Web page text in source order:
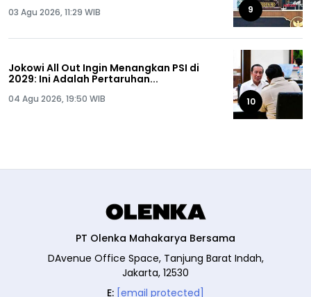
03 Agu 2026, 11:29 WIB 9
Jokowi All Out Ingin Menangkan PSI di
2029: Ini Adalah Pertaruhan...
04 Agu 2026, 19:50 WIB 10
PT Olenka Mahakarya Bersama
DAvenue Office Space, Tanjung Barat Indah,
Jakarta, 12530
E: [email protected]